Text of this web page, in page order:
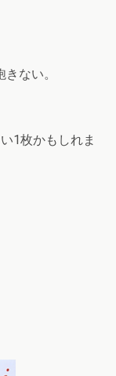
ない。
1枚かもしれま